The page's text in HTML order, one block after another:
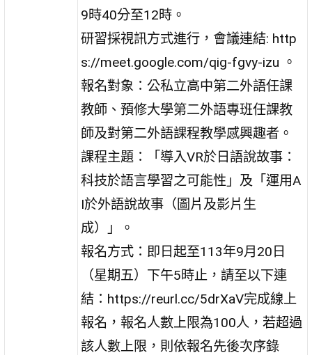
9時40分至12時。
研習採視訊方式進行，會議連結: http
s://meet.google.com/qig-fgvy-izu 。
報名對象：公私立高中第二外語任課
教師、預修大學第二外語專班任課教
師及對第二外語課程教學感興趣者。
課程主題：「導入VR於日語說故事：
科技於語言學習之可能性」及「運用A
I於外語說故事（圖片及影片生
成）」。
報名方式：即日起至113年9月20日
（星期五）下午5時止，請至以下連
結：https://reurl.cc/5drXaV完成線上
報名，報名人數上限為100人，若超過
該人數上限，則依報名先後次序錄